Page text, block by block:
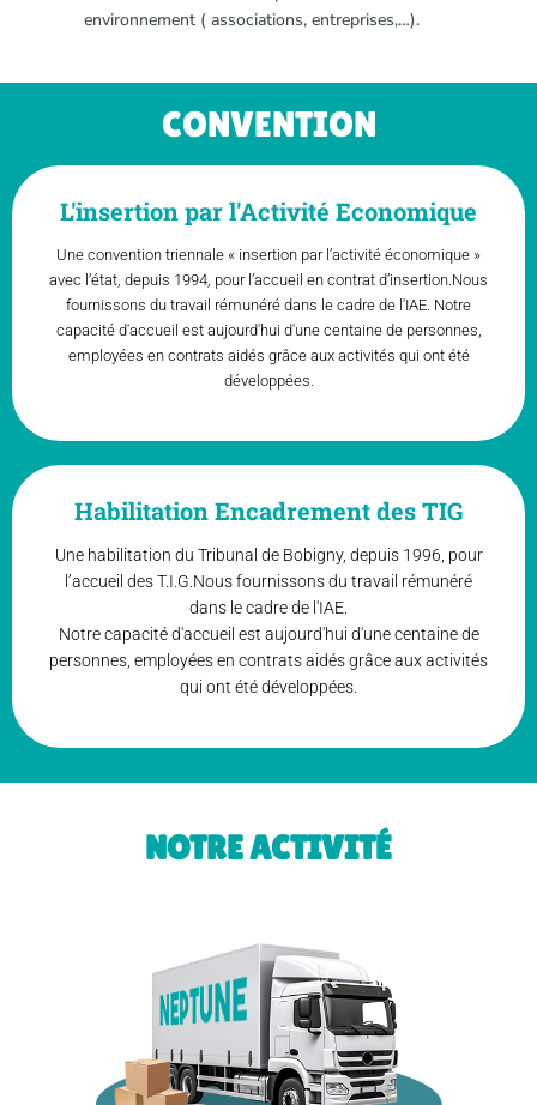
environnement ( associations, entreprises,…).
CONVENTION
L'insertion par l'Activité Economique
Une convention triennale « insertion par l’activité économique »
avec l’état, depuis 1994, pour l’accueil en contrat d’insertion.Nous
fournissons du travail rémunéré dans le cadre de l'IAE. Notre
capacité d'accueil est aujourd'hui d'une centaine de personnes,
employées en contrats aidés grâce aux activités qui ont été
développées.
Habilitation Encadrement des TIG​
Une habilitation du Tribunal de Bobigny, depuis 1996, pour
l’accueil des T.I.G.Nous fournissons du travail rémunéré
dans le cadre de l'IAE.
Notre capacité d'accueil est aujourd'hui d'une centaine de
personnes, employées en contrats aidés grâce aux activités
qui ont été développées.
NOTRE ACTIVITÉ